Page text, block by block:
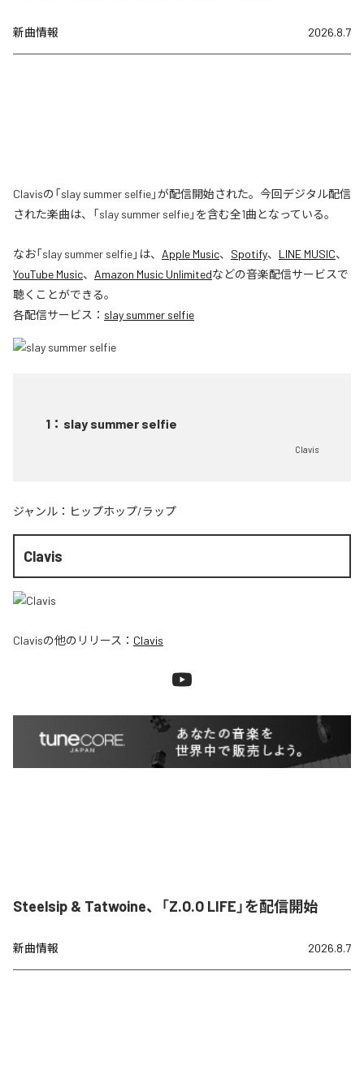
新曲情報 2026.8.7
Clavisの「slay summer selfie」が配信開始された。今回デジタル配信
された楽曲は、「slay summer selfie」を含む全1曲となっている。
なお「slay summer selfie」は、 Apple Music、 Spotify、 LINE MUSIC、
YouTube Music、 Amazon Music Unlimitedなどの音楽配信サービスで
聴くことができる。
各配信サービス： slay summer selfie
1 ： slay summer selfie
Clavis
ジャンル： ヒップホップ/ラップ
Clavis
Clavisの他のリリース： Clavis
Steelsip & Tatwoine、「Z.O.O LIFE」を配信開始
新曲情報 2026.8.7